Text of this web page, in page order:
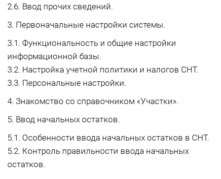
2.6. Ввод прочих сведений.
3. Первоначальные настройки системы.
3.1. Функциональность и общие настройки
информационной базы.
3.2. Настройка учетной политики и налогов СНТ.
3.3. Персональные настройки.
4. Знакомство со справочником «Участки».
5. Ввод начальных остатков.
5.1. Особенности ввода начальных остатков в СНТ.
5.2. Контроль правильности ввода начальных
остатков.